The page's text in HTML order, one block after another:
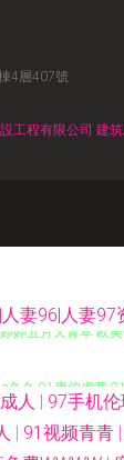
4層407號
工程有限公司 建
妻96|人妻97
五月天青草 欧
网 国产区精品
人 | 97手机
| 91视频青青 |